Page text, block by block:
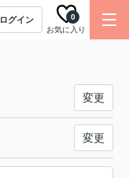
ログイン
お気に入り
0
変更
変更